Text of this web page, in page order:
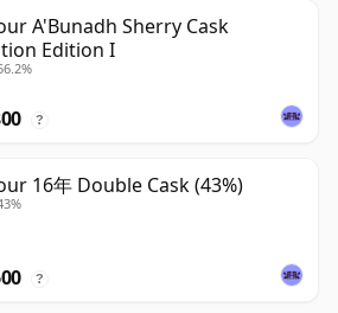
A'Bunadh Sherry Cask
Edition I
?
16年 Double Cask (43%)
?